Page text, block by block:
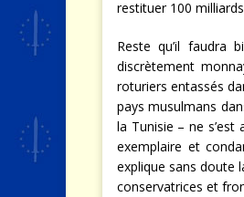
restituer 100
Reste qu’il faudra
discrètement
roturiers entassés
pays musulmans
la Tunisie – ne
exemplaire et
explique sans doute
conservatrices et